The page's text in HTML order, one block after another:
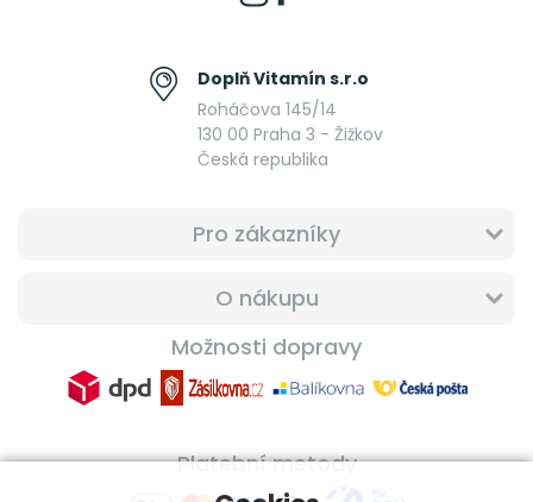
Doplň Vitamín s.r.o
Roháčova 145/14
130 00 Praha 3 - Žižkov
Česká republika
Pro zákazníky
O nákupu
Možnosti dopravy
Platební metody